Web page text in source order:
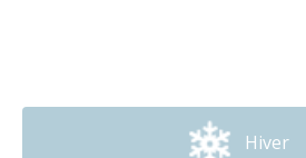
Hiver